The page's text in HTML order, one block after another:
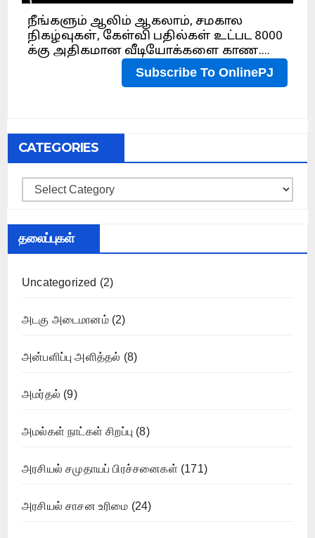
CATEGORIES
Categories
தலைப்புகள்
Uncategorized (2)
அடகு அடைமானம்(2)
அன்பளிப்பு அளித்தல் (8)
அமர்தல் (9)
அமல்கள் நாட்கள் சிறப்பு (8)
அரசியல் சமுதாயப் பிரச்சனைகள் (171)
அரசியல் சாசன உரிமை (24)